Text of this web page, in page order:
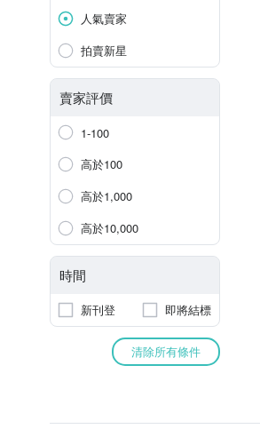
人氣賣家
拍賣新星
賣家評價
1-100
高於100
高於1,000
高於10,000
時間
新刊登 即將結標
清除所有條件